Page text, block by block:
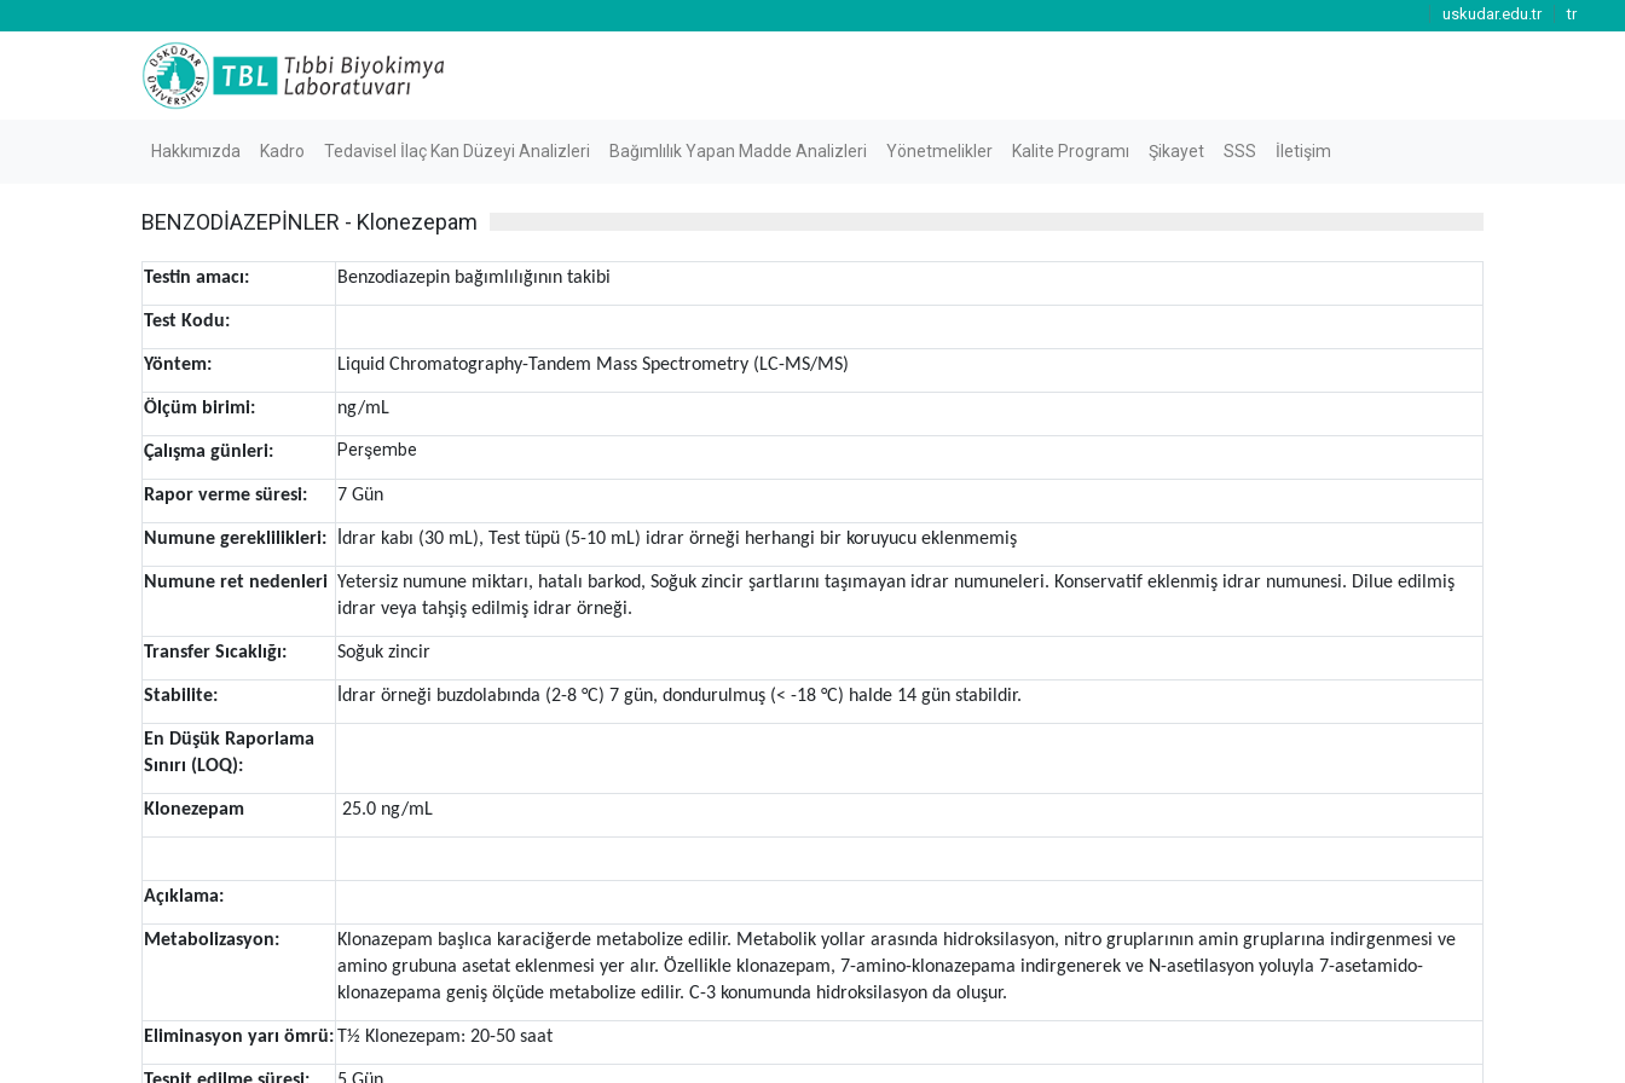
uskudar.edu.tr tr
Hakkımızda Kadro Tedavisel İlaç Kan Düzeyi Analizleri Bağımlılık Yapan Madde Analizleri Yönetmelikler Kalite Programı Şikayet SSS İletişim
BENZODİAZEPİNLER - Klonezepam
Testin amacı: Benzodiazepin bağımlılığının takibi
Test Kodu:
Yöntem: Liquid Chromatography-Tandem Mass Spectrometry (LC-MS/MS)
Ölçüm birimi: ng/mL
Çalışma günleri: Perşembe
Rapor verme süresi: 7 Gün
Numune gereklilikleri: İdrar kabı (30 mL), Test tüpü (5-10 mL) idrar örneği herhangi bir koruyucu eklenmemiş
Numune ret nedenleri Yetersiz numune miktarı, hatalı barkod, Soğuk zincir şartlarını taşımayan idrar numuneleri. Konservatif eklenmiş idrar numunesi. Dilue edilmiş
idrar veya tahşiş edilmiş idrar örneği.
Transfer Sıcaklığı: Soğuk zincir
Stabilite: İdrar örneği buzdolabında (2-8 °C) 7 gün, dondurulmuş (< -18 °C) halde 14 gün stabildir.
En Düşük Raporlama
Sınırı (LOQ):
Klonezepam 25.0 ng/mL
Açıklama:
Metabolizasyon:
Klonazepam başlıca karaciğerde metabolize edilir. Metabolik yollar arasında hidroksilasyon, nitro gruplarının amin gruplarına indirgenmesi ve
amino grubuna asetat eklenmesi yer alır. Özellikle klonazepam, 7-amino-klonazepama indirgenerek ve N-asetilasyon yoluyla 7-asetamido-
klonazepama geniş ölçüde metabolize edilir. C-3 konumunda hidroksilasyon da oluşur.
Eliminasyon yarı ömrü: T½ Klonezepam: 20-50 saat